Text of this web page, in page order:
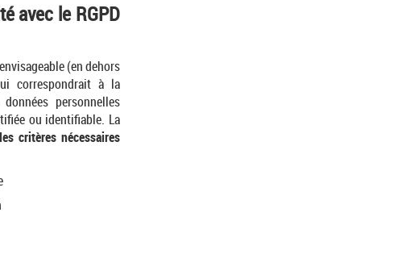
avec le RGPD
(en dehors
correspondrait à la
personnelles
ou identifiable. La
critères nécessaires